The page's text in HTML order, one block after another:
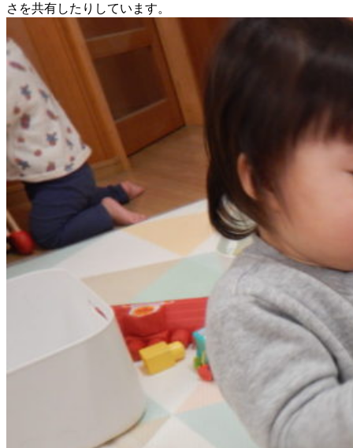
さを共有したりしています。